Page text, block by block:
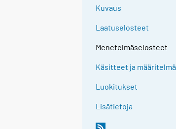
Kuvaus
Laatuselosteet
Menetelmäselosteet
Käsitteet ja
Luokitukset
Lisätietoja